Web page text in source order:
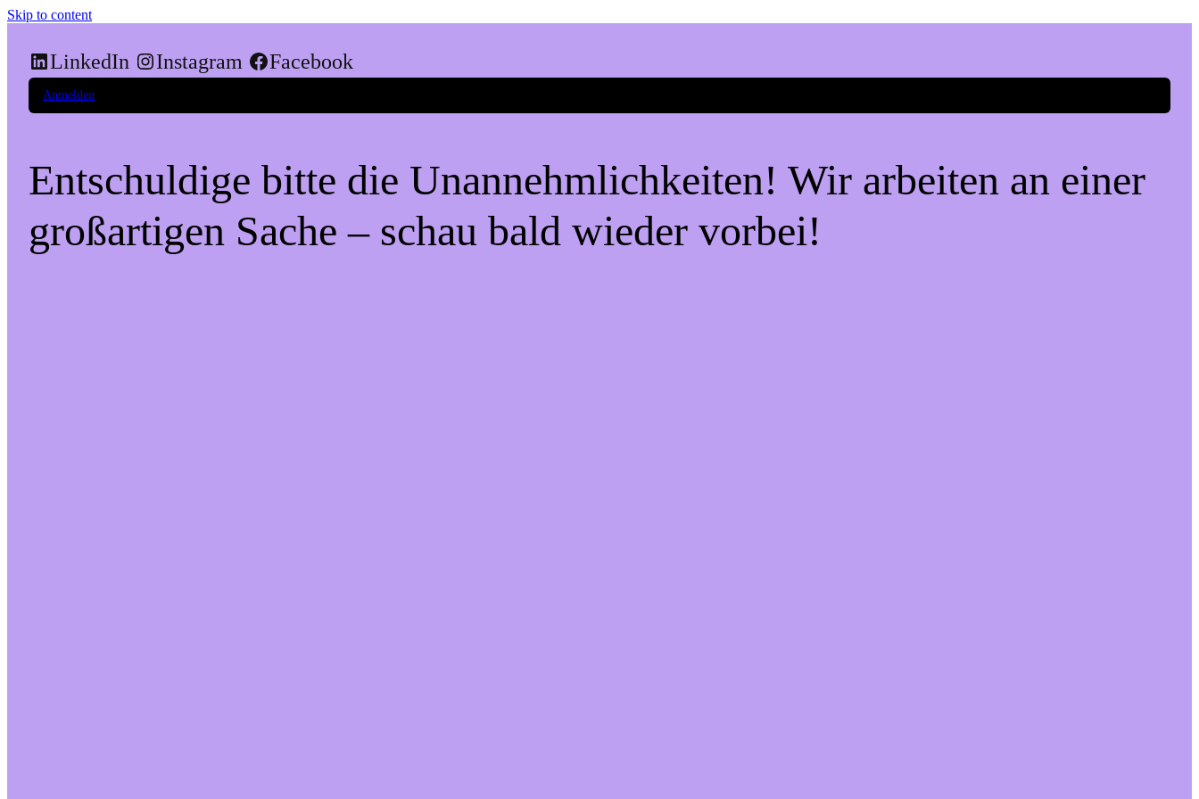
Skip to content
LinkedIn Instagram Facebook
Anmelden
Entschuldige bitte die Unannehmlichkeiten! Wir arbeiten an einer
großartigen Sache – schau bald wieder vorbei!